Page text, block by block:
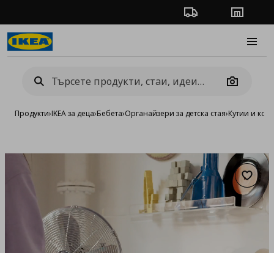
Проследяване на
Camera
Продукти›IKEA за деца›Бебета›Органайзери за детска стая›Кутии и